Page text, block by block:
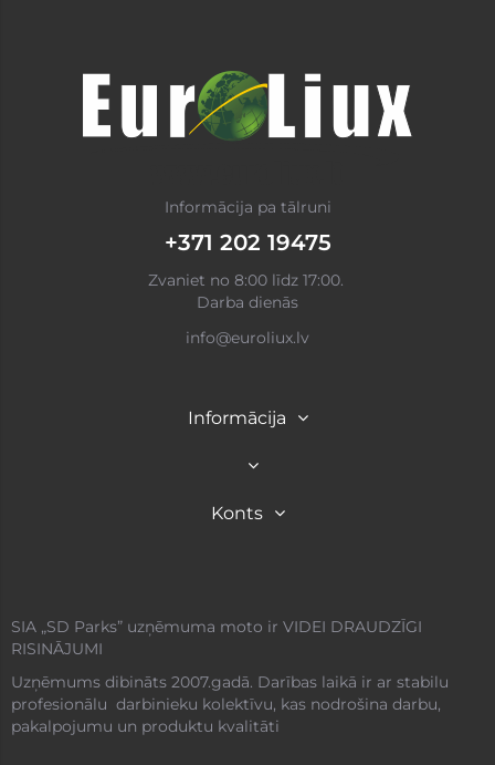
Informācija pa tālruni
+371 202 19475
Zvaniet no 8:00 līdz 17:00.
Darba dienās
info@euroliux.lv
Informācija
Konts
SIA „SD Parks” uzņēmuma moto ir VIDEI DRAUDZĪGI
RISINĀJUMI
Uzņēmums dibināts 2007.gadā. Darības laikā ir ar stabilu
profesionālu darbinieku kolektīvu, kas nodrošina darbu,
pakalpojumu un produktu kvalitāti